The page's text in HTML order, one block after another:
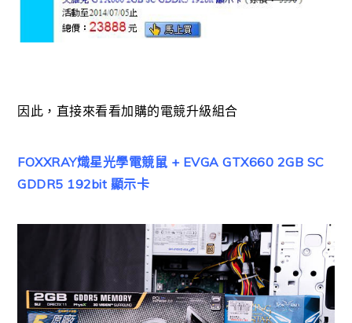
因此，直接來看看加購的電競升級組合
FOXXRAY熾星光學電競鼠 + EVGA GTX660 2GB SC
GDDR5 192bit 顯示卡